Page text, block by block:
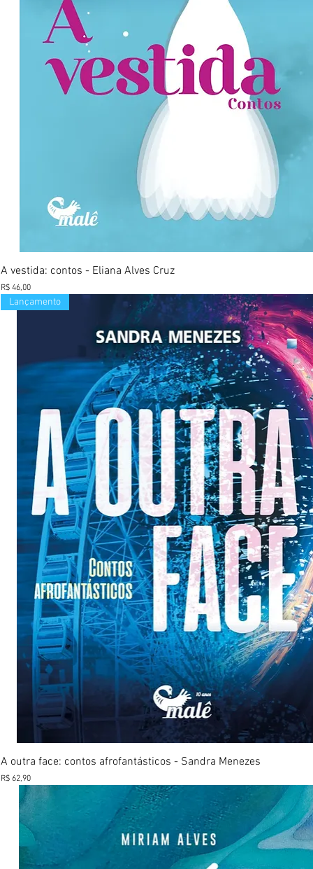
Visualização rápida
A vestida: contos - Eliana Alves Cruz
Preço
R$ 46,00
Visualização rápida
Lançamento
A outra face: contos afrofantásticos - Sandra Menezes
Preço
R$ 62,90